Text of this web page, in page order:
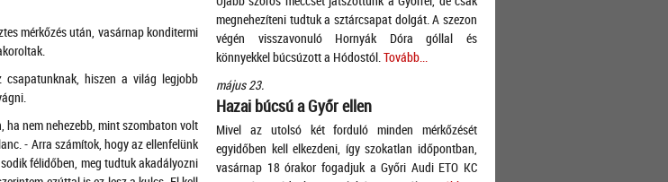
mérkőzés után, vasárnap konditermi
hiszen a világ legjobb
ha nem nehezebb, mint szombaton volt
- Arra számítok, hogy az ellenfelünk
félidőben, meg tudtuk akadályozni
megnehezíteni tudtuk a sztárcsapat dolgát. A szezon
végén visszavonuló Hornyák Dóra góllal és
könnyekkel búcsúzott a Hódostól.Tovább...
május 23.
Hazai búcsú a Győr ellen
Mivel az utolsó két forduló minden mérkőzését
egyidőben kell elkezdeni, így szokatlan időpontban,
vasárnap 18 órakor fogadjuk a Győri Audi ETO KC